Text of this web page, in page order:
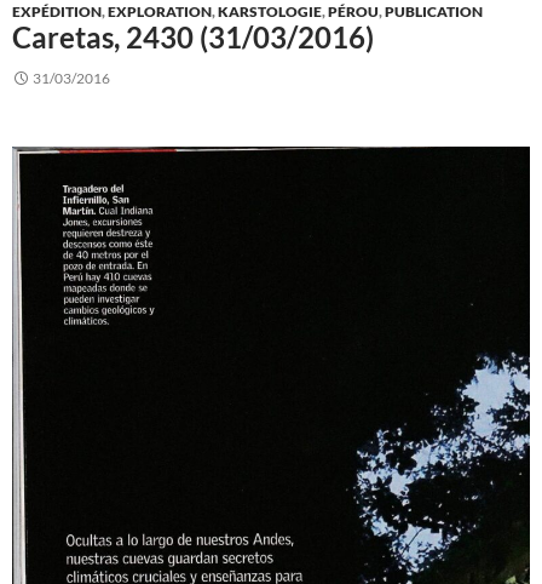
EXPÉDITION,EXPLORATION,KARSTOLOGIE,PÉROU,PUBLICATION
Caretas, 2430 (31/03/2016)
31/03/2016